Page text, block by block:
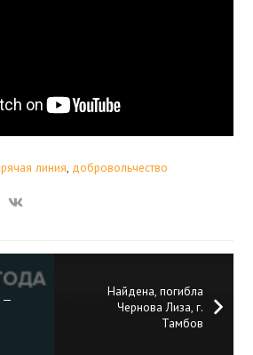
линия, добровольчество
—
Найдена, погибла
Чернова Лиза, г.
Тамбов